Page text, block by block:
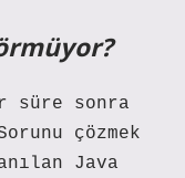
süre sonra
çözmek
Java